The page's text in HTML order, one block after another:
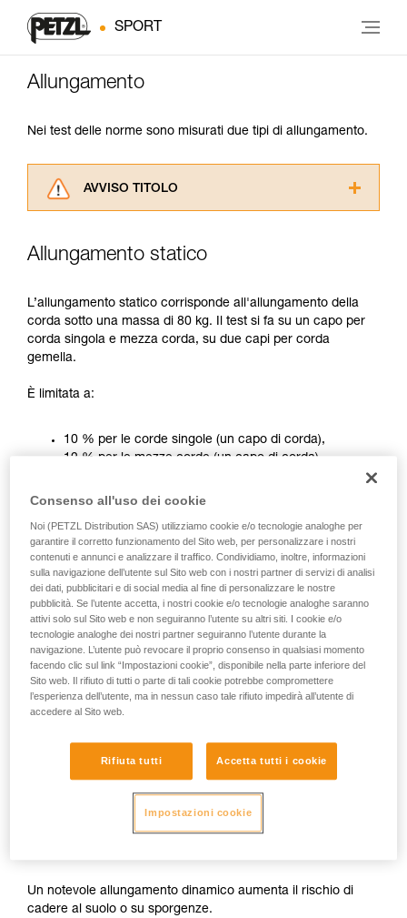
SPORT
Allungamento
Nei test delle norme sono misurati due tipi di allungamento.
AVVISO TITOLO
consultarlo. Dovete aver compreso le
capire queste ulteriori informazioni.
La padronanza di queste tecniche richiede una
formazione ed un addestramento specifico.
Verificate con un professionista la vostra
vengono qui descritte.
Allungamento statico
L’allungamento statico corrisponde all'allungamento della
corda sotto una massa di 80 kg. Il test si fa su un capo per
corda singola e mezza corda, su due capi per corda
gemella.
È limitata a:
10 % per le corde singole (un capo di corda),
12 % per le mezze corde (un capo di corda),
Nell'utilizzo, l’allungamento statico trova la sua importanza
soprattutto con corda dall'alto. Quando si lavora una via, è
più confortevole poter essere bloccati efficacemente, per
evitare di finire sotto un passaggio appena lavorato!
Un debole allungamento statico consente anche di evitare le
cadute al suolo all'inizio della moulinette.
Allungamento dinamico
test dinamico della norma. Deve essere inferiore al 40 %.
Poiché questo test è estremo, occorre pertanto considerare
che è il massimo allungamento. Questo valore massimo sarà
sempre inferiore sul campo.
Per una caduta in arrampicata, l’allungamento dinamico
Un notevole allungamento dinamico aumenta il rischio di
cadere al suolo o su sporgenze.
Consenso all'uso dei cookie
Noi (PETZL Distribution SAS) utilizziamo cookie e/o tecnologie analoghe per
garantire il corretto funzionamento del Sito web, per personalizzare i nostri
contenuti e annunci e analizzare il traffico. Condividiamo, inoltre, informazioni
sulla navigazione dell’utente sul Sito web con i nostri partner di servizi di analisi
dei dati, pubblicitari e di social media al fine di personalizzare le nostre
pubblicità. Se l’utente accetta, i nostri cookie e/o tecnologie analoghe saranno
attivi solo sul Sito web e non seguiranno l’utente su altri siti. I cookie e/o
tecnologie analoghe dei nostri partner seguiranno l’utente durante la
navigazione. L’utente può revocare il proprio consenso in qualsiasi momento
facendo clic sul link “Impostazioni cookie”, disponibile nella parte inferiore del
Sito web. Il rifiuto di tutti o parte di tali cookie potrebbe compromettere
l’esperienza dell’utente, ma in nessun caso tale rifiuto impedirà all’utente di
accedere al Sito web.
Rifiuta tutti Accetta tutti i cookie
Impostazioni cookie